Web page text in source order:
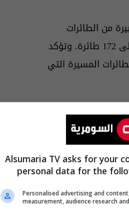
من الطائرات
المسيرة خلال الليل فوق عدة مقاطعات، حيث وصل عددها في بعض الليالي إلى 172 طائرة. وتؤكد
المسيرة التي
Alsumaria TV asks for your
personal data for the
Personalised advertising and
measurement, audience research